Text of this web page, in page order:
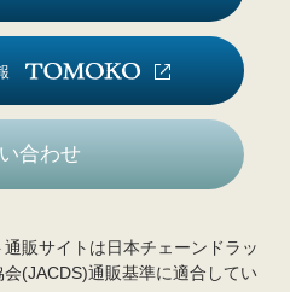
合わせ
通販サイトは日本チェーンドラッ
会(JACDS)通販基準に適合してい